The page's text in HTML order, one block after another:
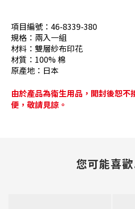
項目編號： 46-8339-380
規格： 兩入一組
材料： 雙層紗布印花
材質： 100% 棉
原產地： 日本
由於產品為衛生用品，開封後恕不
便，敬請見諒。
您可能喜